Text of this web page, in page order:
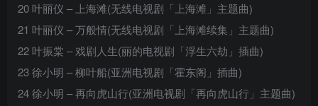
20 叶丽仪 – 上海滩(无线电视剧「上海滩」主题曲)
21 叶丽仪 – 万般情(无线电视剧「上海滩续集」主题曲)
22 叶振棠 – 戏剧人生(丽的电视剧「浮生六劫」插曲)
23 徐小明 – 柳叶船(亚洲电视剧「霍东阁」插曲)
24 徐小明 – 再向虎山行(亚洲电视剧「再向虎山行」主题曲)